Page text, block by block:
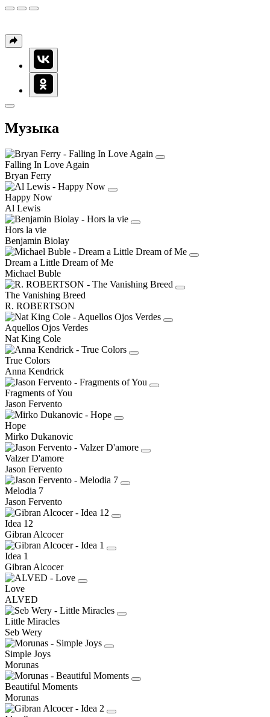
Музыка
Falling In Love Again
Bryan Ferry
Happy Now
Al Lewis
Hors la vie
Benjamin Biolay
Dream a Little Dream of Me
Michael Buble
The Vanishing Breed
R. ROBERTSON
Aquellos Ojos Verdes
Nat King Cole
True Colors
Anna Kendrick
Fragments of You
Jason Fervento
Hope
Mirko Dukanovic
Valzer D'amore
Jason Fervento
Melodia 7
Jason Fervento
Idea 12
Gibran Alcocer
Idea 1
Gibran Alcocer
Love
ALVED
Little Miracles
Seb Wery
Simple Joys
Morunas
Beautiful Moments
Morunas